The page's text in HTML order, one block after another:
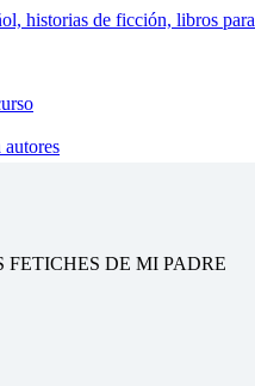
autores
MafiaSistemaFantasíaUrbano